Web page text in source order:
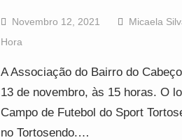
Novembro 12, 2021 Micaela
Hora
A Associação do Bairro do
13 de novembro, às 15 horas. O
Campo de Futebol do Sport
no Tortosendo.…